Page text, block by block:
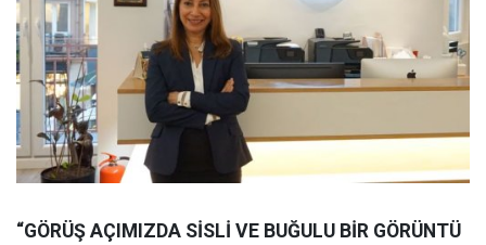
“GÖRÜŞ AÇIMIZDA SİSLİ VE BUĞULU BİR GÖRÜNTÜ